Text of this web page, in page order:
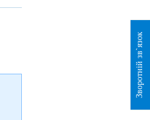
Зворотній зв`язок